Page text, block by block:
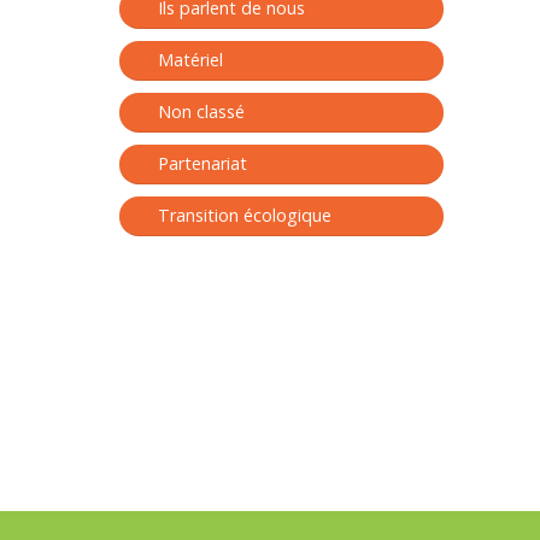
Ils parlent de nous
Matériel
Non classé
Partenariat
Transition écologique